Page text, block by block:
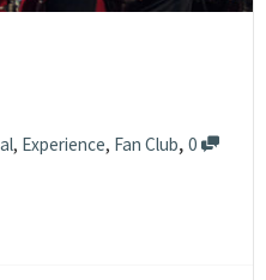
, Experience, Fan Club, 0